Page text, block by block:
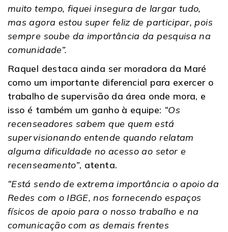
muito tempo, fiquei insegura de largar tudo,
mas agora estou super feliz de participar, pois
sempre soube da importância da pesquisa na
comunidade”.
Raquel destaca ainda ser moradora da Maré
como um importante diferencial para exercer o
trabalho de supervisão da área onde mora, e
isso é também um ganho à equipe: “Os
recenseadores sabem que quem está
supervisionando entende quando relatam
alguma dificuldade no acesso ao setor e
recenseamento”, atenta.
“Está sendo de extrema importância o apoio da
Redes com o IBGE, nos fornecendo espaços
físicos de apoio para o nosso trabalho e na
comunicação com as demais frentes